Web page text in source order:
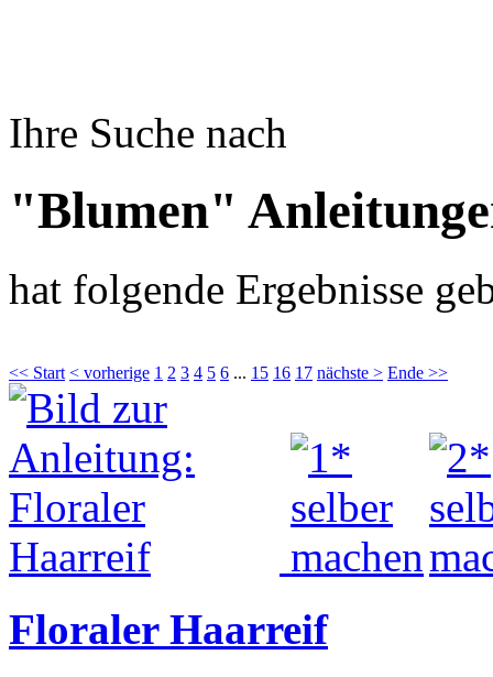
Ihre Suche nach
"Blumen"
hat folgende Ergebnisse
<< Start < vorherige 1 2 3 4 5 6 ... 15 16 17 nächste > Ende >>
Floraler Haarreif